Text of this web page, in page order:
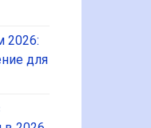
2026:
для